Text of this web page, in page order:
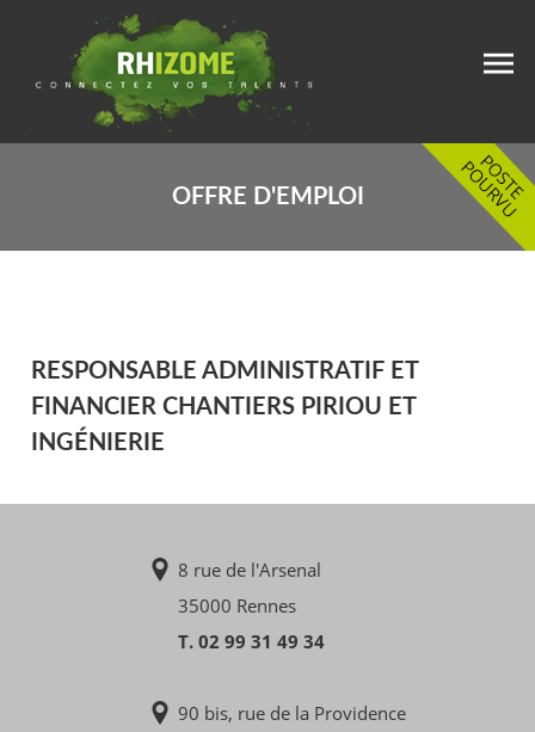
OFFRE D'EMPLOI
RESPONSABLE ADMINISTRATIF ET
FINANCIER CHANTIERS PIRIOU ET
INGÉNIERIE
8 rue de l'Arsenal
35000 Rennes
T. 02 99 31 49 34
90 bis, rue de la Providence